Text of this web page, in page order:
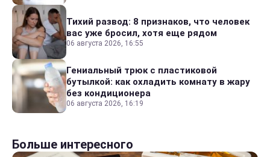
Тихий развод: 8 признаков, что человек
вас уже бросил, хотя еще рядом
06 августа 2026, 16:55
Гениальный трюк с пластиковой
бутылкой: как охладить комнату в жару
без кондиционера
06 августа 2026, 16:19
Больше интересного